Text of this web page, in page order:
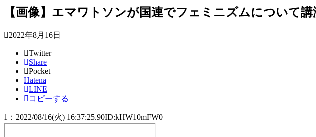
【画像】エマワトソンが国連でフェミニズムについて
2022年8月16日
Twitter
Share
Pocket
Hatena
LINE
コピーする
1 ： 2022/08/16(火) 16:37:25.90ID:kHW10mFW0